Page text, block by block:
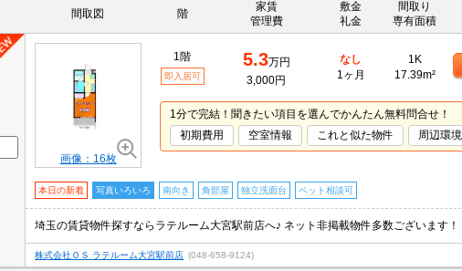
間取図 階
家賃
管理費
敷金
礼金
間取り
専有面積
画像：16枚
1階
即入居可
5.3万円
3,000円
なし
1ヶ月
1K
17.39m²
1分で完結！聞きたい項目を選んでかんたん無料問合せ！
初期費用
空室情報 これと似た物件 周辺環境
本日の新着 写真いろいろ 南向き 角部屋 独立洗面台 ペット相談可
株式会社ＯＳ ラテルーム大宮駅前店 (048-658-9124)